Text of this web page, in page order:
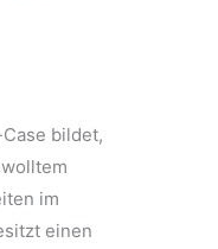
bildet,
im
einen